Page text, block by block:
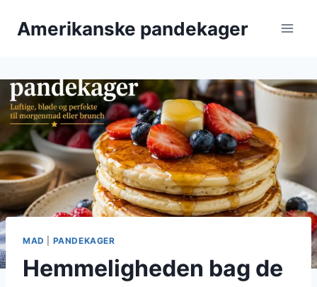
Amerikanske pandekager
MAD PANDEKAGER
Hemmeligheden bag de